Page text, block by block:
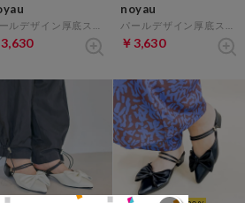
3,630
noyau
￥3,630